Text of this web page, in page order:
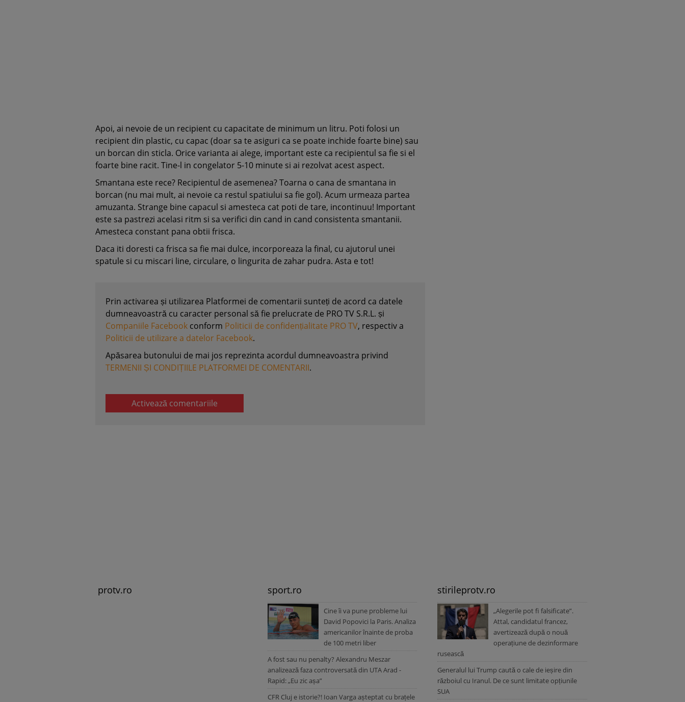
Apoi, ai nevoie de un recipient cu capacitate de minimum un litru. Poti folosi un
recipient din plastic, cu capac (doar sa te asiguri ca se poate inchide foarte bine) sau
un borcan din sticla. Orice varianta ai alege, important este ca recipientul sa fie si el
foarte bine racit. Tine-l in congelator 5-10 minute si ai rezolvat acest aspect.
Smantana este rece? Recipientul de asemenea? Toarna o cana de smantana in
borcan (nu mai mult, ai nevoie ca restul spatiului sa fie gol). Acum urmeaza partea
amuzanta. Strange bine capacul si amesteca cat poti de tare, incontinuu! Important
este sa pastrezi acelasi ritm si sa verifici din cand in cand consistenta smantanii.
Amesteca constant pana obtii frisca.
Daca iti doresti ca frisca sa fie mai dulce, incorporeaza la final, cu ajutorul unei
spatule si cu miscari line, circulare, o lingurita de zahar pudra. Asta e tot!
Prin activarea și utilizarea Platformei de comentarii sunteți de acord ca datele
dumneavoastră cu caracter personal să fie prelucrate de PRO TV S.R.L. și
Companiile Facebook conform Politicii de confidențialitate PRO TV, respectiv a
Politicii de utilizare a datelor Facebook.
Apăsarea butonului de mai jos reprezinta acordul dumneavoastra privind
TERMENII ȘI CONDIȚIILE PLATFORMEI DE COMENTARII.
Activează comentariile
protv.ro sport.ro
Cine îi va pune probleme lui
David Popovici la Paris. Analiza
americanilor înainte de proba
de 100 metri liber
A fost sau nu penalty? Alexandru Meszar
analizează faza controversată din UTA Arad -
Rapid: „Eu zic așa”
CFR Cluj e istorie?! Ioan Varga așteptat cu brațele
stirileprotv.ro
„Alegerile pot fi falsificate”.
Attal, candidatul francez,
avertizează după o nouă
operațiune de dezinformare
rusească
Generalul lui Trump caută o cale de ieșire din
războiul cu Iranul. De ce sunt limitate opțiunile
SUA